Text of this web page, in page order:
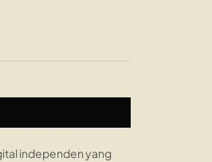
independen yang